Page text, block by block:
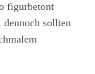
figurbetont
dennoch sollten